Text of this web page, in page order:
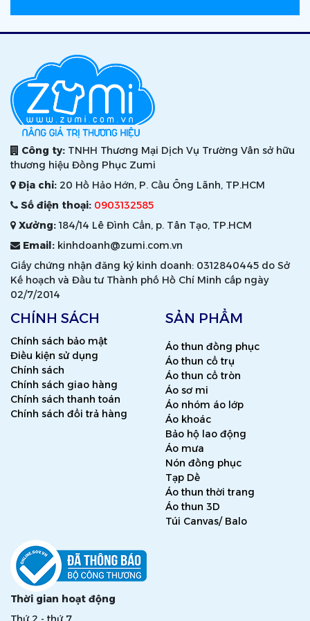
Công ty: TNHH Thương Mại Dịch Vụ Trường Vân sở hữu
thương hiệu Đồng Phục Zumi
Địa chỉ: 20 Hồ Hảo Hớn, P. Cầu Ông Lãnh, TP.HCM
Số điện thoại: 0903132585
Xưởng:184/14 Lê Đình Cẩn, p. Tân Tạo, TP.HCM
Email: kinhdoanh@zumi.com.vn
Giấy chứng nhận đăng ký kinh doanh: 0312840445 do Sở
Kế hoạch và Đầu tư Thành phố Hồ Chí Minh cấp ngày
02/7/2014
CHÍNH SÁCH
Chính sách bảo mật
Điều kiện sử dụng
Chính sách
Chính sách giao hàng
Chính sách thanh toán
Chính sách đổi trả hàng
SẢN PHẨM
Áo thun đồng phục
Áo thun cổ trụ
Áo thun cổ tròn
Áo sơ mi
Áo nhóm áo lớp
Áo khoác
Bảo hộ lao động
Áo mưa
Nón đồng phục
Tạp Dề
Áo thun thời trang
Áo thun 3D
Túi Canvas/ Balo
Thời gian hoạt động